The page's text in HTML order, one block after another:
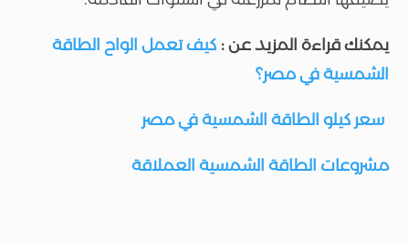
يمكنك قراءة المزيد عن :كيف تعمل الواح الطاقة
الشمسية في مصر؟
سعر كيلو الطاقة الشمسية في مصر
مشروعات الطاقة الشمسية العملاقة